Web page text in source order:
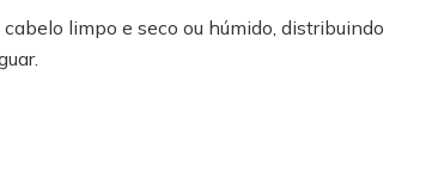
limpo e seco ou húmido, distribuindo